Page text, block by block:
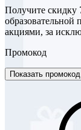
Получите скидку
акциями, за
Промокод
Показать промокод